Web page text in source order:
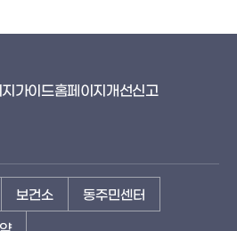
가이드홈페이지개선신고
보건소 동주민센터